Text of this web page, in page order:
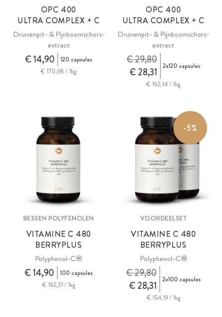
OPC 400
ULTRA COMPLEX + C
Druivenpit- & Pijnboomschors-
extract
€ 14,90
120 capsules
€ 170,68 / 1kg
OPC 400
ULTRA COMPLEX + C
Druivenpit- & Pijnboomschors-
extract
€ 28,31
€ 29,80 2x120 capsules
€ 162,14 / 1kg
BESSEN POLYFENOLEN
VITAMINE C 480
BERRYPLUS
Polyphenol-C®
€ 14,90
100 capsules
€ 162,31 / 1kg
-5%
VOORDEELSET
VITAMINE C 480
BERRYPLUS
Polyphenol-C®
€ 28,31
€ 29,80 2x100 capsules
€ 154,19 / 1kg